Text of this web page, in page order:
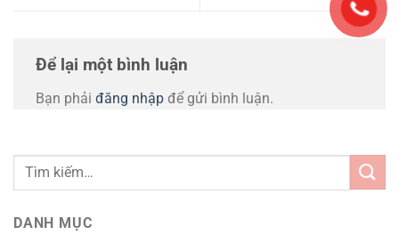
Để lại một bình luận
Bạn phải đăng nhập để gửi bình luận.
DANH MỤC